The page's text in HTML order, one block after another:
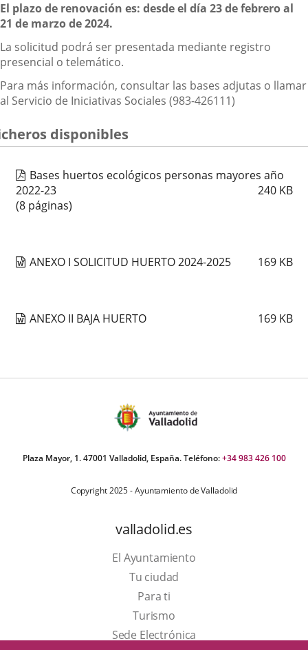
El plazo de renovación es: desde el día 23 de febrero al
21 de marzo de 2024.
La solicitud podrá ser presentada mediante registro
presencial o telemático.
Para más información, consultar las bases adjutas o llamar
al Servicio de Iniciativas Sociales (983-426111)
disponibles
Bases huertos ecológicos personas mayores año
2022-23
240 KB
(8 páginas)
ANEXO I SOLICITUD HUERTO 2024-2025 169 KB
ANEXO II BAJA HUERTO 169 KB
Plaza Mayor, 1. 47001 Valladolid, España. Teléfono:+34 983 426 100
Copyright 2025 - Ayuntamiento de Valladolid
valladolid.es
El Ayuntamiento
Tu ciudad
Para ti
TurismoEste
enlace
Sede Electrónica